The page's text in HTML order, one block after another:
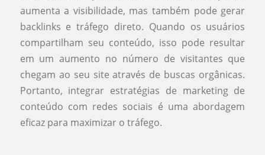
aumenta a visibilidade, mas também pode gerar
backlinks e tráfego direto. Quando os usuários
compartilham seu conteúdo, isso pode resultar
em um aumento no número de visitantes que
chegam ao seu site através de buscas orgânicas.
Portanto, integrar estratégias de marketing de
conteúdo com redes sociais é uma abordagem
eficaz para maximizar o tráfego.